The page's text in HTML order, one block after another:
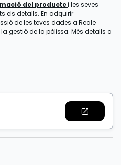
del productei les seves
els detalls. En adquirir
de les teves dades a Reale
la gestió de la pòlissa. Més detalls a